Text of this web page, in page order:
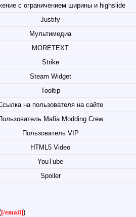
с ограничением ширины и highslide
Justify
Мультимедиа
MORETEXT
Strike
Steam Widget
Tooltip
на пользователя на сайте
Mafia Modding Crew
Пользователь VIP
HTML5 Video
YouTube
Spoiler
[/email])